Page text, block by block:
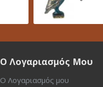
Ο Λογαριασμός Μου
Ο Λογαριασμός μου